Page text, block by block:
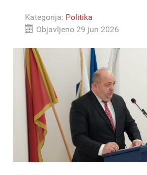
Kategorija: Politika
Objavljeno 29 jun 2026